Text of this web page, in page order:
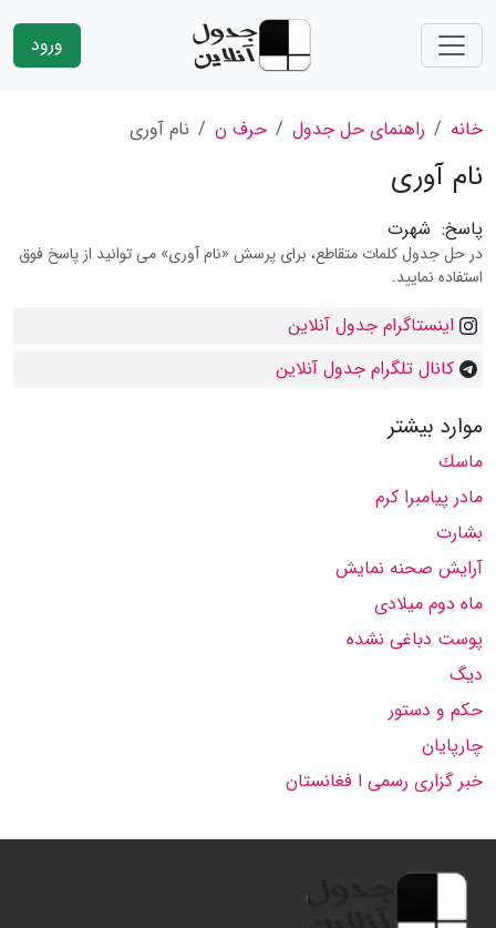
ورود
خانه راهنمای حل جدول حرف ن نام آوری
نام آوری
پاسخ: شهرت
در حل جدول کلمات متقاطع، برای پرسش «نام آوری» می توانید از پاسخ فوق
استفاده نمایید.
اینستاگرام جدول آنلاین
کانال تلگرام جدول آنلاین
موارد بیشتر
ماسك
مادر پیامبرا كرم
بشارت
آرایش صحنه نمایش
ماه دوم میلادی
پوست دباغی نشده
دیگ
حكم و دستور
چارپایان
خبر گزاری رسمی ا فغانستان